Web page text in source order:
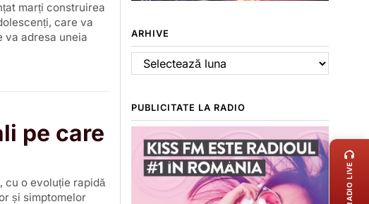
marți construirea
care va
va adresa uneia
pe care
cu o evoluție rapidă
și simptomelor
ARHIVE
Arhive
PUBLICITATE LA RADIO
RADIO LIVE